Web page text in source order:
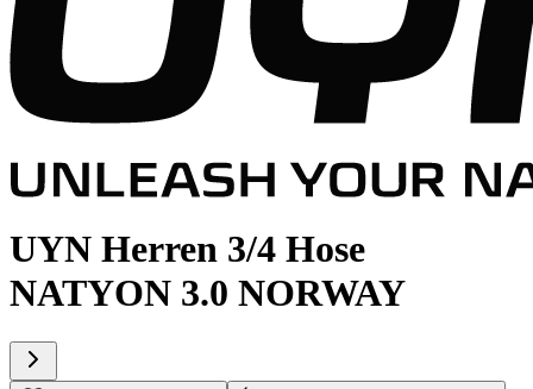
UYN Herren 3/4 Hose
NATYON 3.0 NORWAY